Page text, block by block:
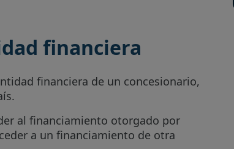
financiera
financiera de un concesionario,
al financiamiento otorgado por
a un financiamiento de otra